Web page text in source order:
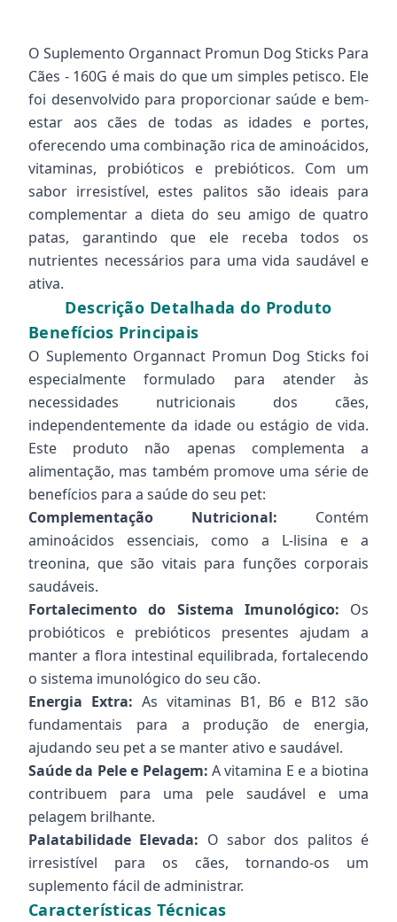
O Suplemento Organnact Promun Dog Sticks Para
Cães - 160G é mais do que um simples petisco. Ele
foi desenvolvido para proporcionar saúde e bem-
estar aos cães de todas as idades e portes,
oferecendo uma combinação rica de aminoácidos,
vitaminas, probióticos e prebióticos. Com um
sabor irresistível, estes palitos são ideais para
complementar a dieta do seu amigo de quatro
patas, garantindo que ele receba todos os
nutrientes necessários para uma vida saudável e
ativa.
Descrição Detalhada do Produto
Benefícios Principais
O Suplemento Organnact Promun Dog Sticks foi
especialmente formulado para atender às
necessidades nutricionais dos cães,
independentemente da idade ou estágio de vida.
Este produto não apenas complementa a
alimentação, mas também promove uma série de
benefícios para a saúde do seu pet:
Complementação Nutricional: Contém
aminoácidos essenciais, como a L-lisina e a
treonina, que são vitais para funções corporais
saudáveis.
Fortalecimento do Sistema Imunológico: Os
probióticos e prebióticos presentes ajudam a
manter a flora intestinal equilibrada, fortalecendo
o sistema imunológico do seu cão.
Energia Extra: As vitaminas B1, B6 e B12 são
fundamentais para a produção de energia,
ajudando seu pet a se manter ativo e saudável.
Saúde da Pele e Pelagem: A vitamina E e a biotina
contribuem para uma pele saudável e uma
pelagem brilhante.
Palatabilidade Elevada: O sabor dos palitos é
irresistível para os cães, tornando-os um
suplemento fácil de administrar.
Características Técnicas